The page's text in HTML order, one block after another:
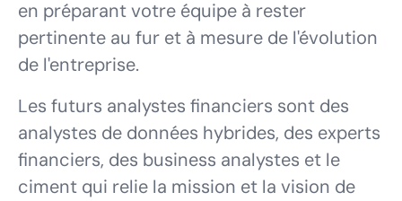
en préparant votre équipe à rester
pertinente au fur et à mesure de l'évolution
de l'entreprise.
Les futurs analystes financiers sont des
analystes de données hybrides, des experts
financiers, des business analystes et le
ciment qui relie la mission et la vision de